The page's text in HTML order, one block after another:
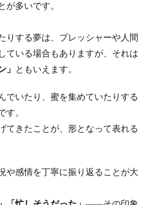
が多いです。
りする夢は、プレッシャーや人間
ている場合もありますが、それは
」
ともいえます。
でいたり、蜜を集めていたりする
す。
てきたことが、形となって表れる
や感情を丁寧に振り返ることが大